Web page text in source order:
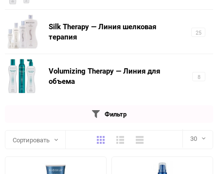
25
Silk Therapy — Линия шелковая
терапия
8
Volumizing Therapy — Линия для
объема
Фильтр
Сортировать ПлиткаПодробноКомпактно 30